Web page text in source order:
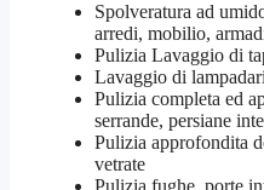
Spolveratura ad
arredi, mobilio,
Pulizia Lavaggio di
Lavaggio di lampadari
Pulizia completa ed
serrande, persiane
Pulizia approfondita
vetrate